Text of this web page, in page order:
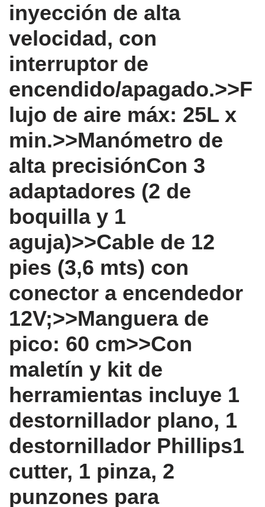
inyección de alta
velocidad, con
interruptor de
encendido/apagado.>>F
lujo de aire máx: 25L x
min.>>Manómetro de
alta precisiónCon 3
adaptadores (2 de
boquilla y 1
aguja)>>Cable de 12
pies (3,6 mts) con
conector a encendedor
12V;>>Manguera de
pico: 60 cm>>Con
maletín y kit de
herramientas incluye 1
destornillador plano, 1
destornillador Phillips1
cutter, 1 pinza, 2
punzones para